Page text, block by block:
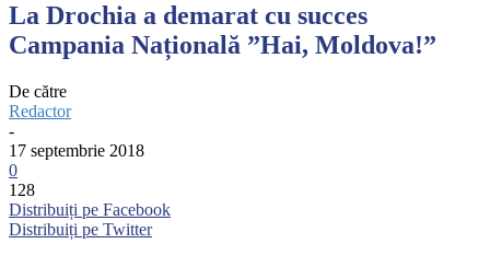
La Drochia a demarat cu succes
Campania Națională ”Hai, Moldova!”
De către
Redactor
-
17 septembrie 2018
0
128
Distribuiți pe Facebook
Distribuiți pe Twitter